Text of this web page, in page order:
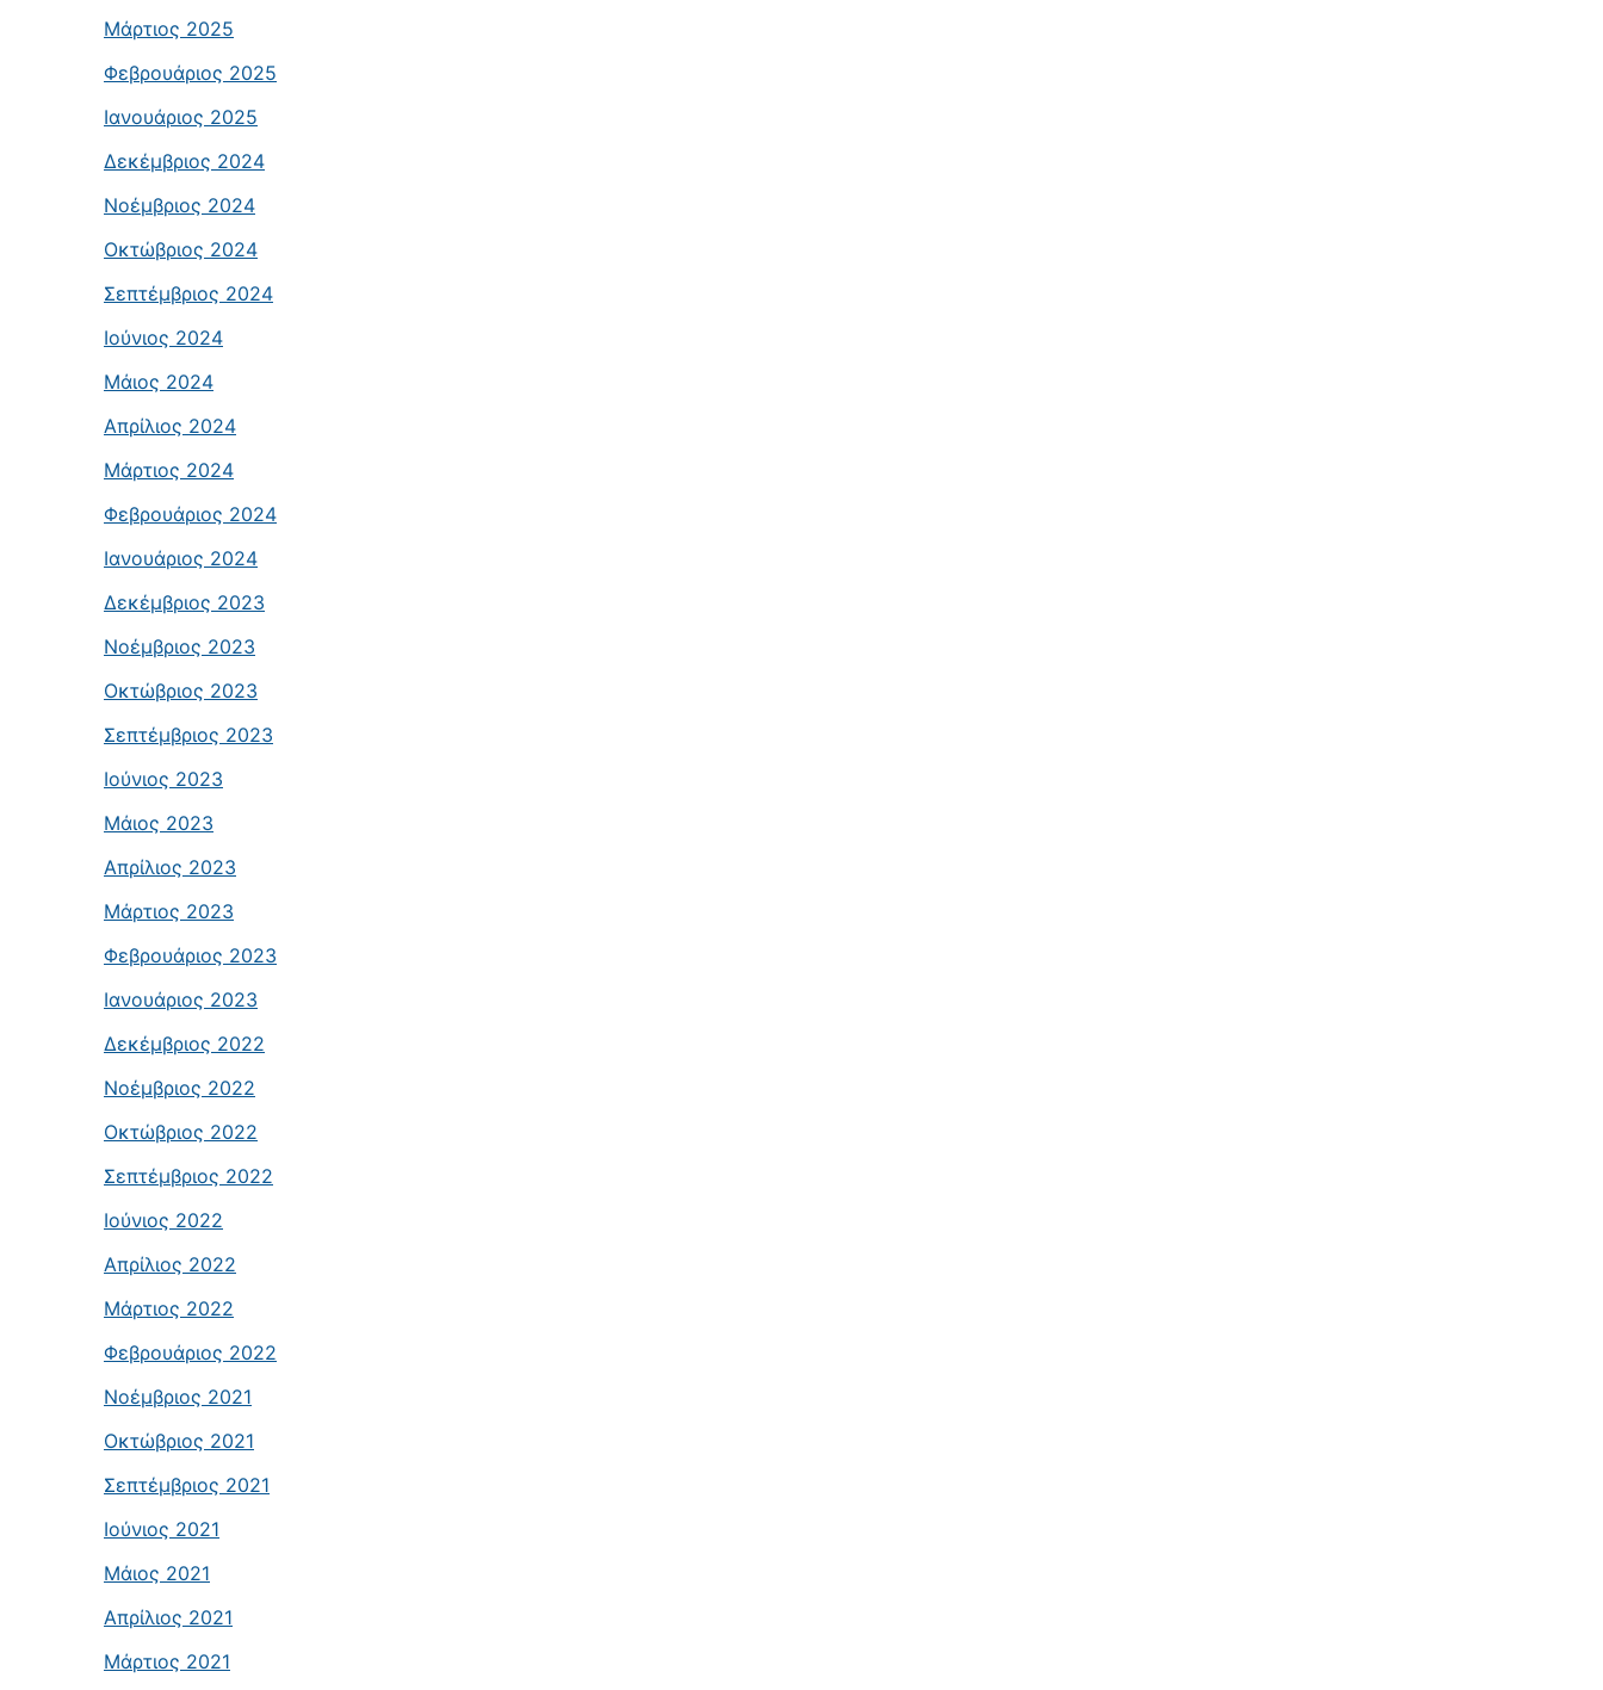
Μάρτιος 2025
Φεβρουάριος 2025
Ιανουάριος 2025
Δεκέμβριος 2024
Νοέμβριος 2024
Οκτώβριος 2024
Σεπτέμβριος 2024
Ιούνιος 2024
Μάιος 2024
Απρίλιος 2024
Μάρτιος 2024
Φεβρουάριος 2024
Ιανουάριος 2024
Δεκέμβριος 2023
Νοέμβριος 2023
Οκτώβριος 2023
Σεπτέμβριος 2023
Ιούνιος 2023
Μάιος 2023
Απρίλιος 2023
Μάρτιος 2023
Φεβρουάριος 2023
Ιανουάριος 2023
Δεκέμβριος 2022
Νοέμβριος 2022
Οκτώβριος 2022
Σεπτέμβριος 2022
Ιούνιος 2022
Απρίλιος 2022
Μάρτιος 2022
Φεβρουάριος 2022
Νοέμβριος 2021
Οκτώβριος 2021
Σεπτέμβριος 2021
Ιούνιος 2021
Μάιος 2021
Απρίλιος 2021
Μάρτιος 2021